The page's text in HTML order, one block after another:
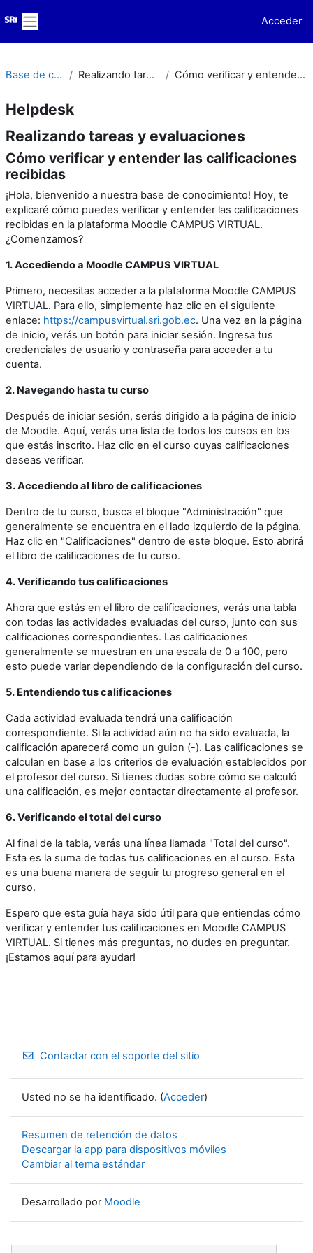
Panel lateral
Acceder
Base de conocimiento Realizando tareas y evaluaciones Cómo verificar y entender las calificaciones recibidas
Helpdesk
Realizando tareas y evaluaciones
Cómo verificar y entender las calificaciones
recibidas
¡Hola, bienvenido a nuestra base de conocimiento! Hoy, te
explicaré cómo puedes verificar y entender las calificaciones
recibidas en la plataforma Moodle CAMPUS VIRTUAL.
¿Comenzamos?
1. Accediendo a Moodle CAMPUS VIRTUAL
Primero, necesitas acceder a la plataforma Moodle CAMPUS
VIRTUAL. Para ello, simplemente haz clic en el siguiente
enlace: https://campusvirtual.sri.gob.ec. Una vez en la página
de inicio, verás un botón para iniciar sesión. Ingresa tus
credenciales de usuario y contraseña para acceder a tu
cuenta.
2. Navegando hasta tu curso
Después de iniciar sesión, serás dirigido a la página de inicio
de Moodle. Aquí, verás una lista de todos los cursos en los
que estás inscrito. Haz clic en el curso cuyas calificaciones
deseas verificar.
3. Accediendo al libro de calificaciones
Dentro de tu curso, busca el bloque "Administración" que
generalmente se encuentra en el lado izquierdo de la página.
Haz clic en "Calificaciones" dentro de este bloque. Esto abrirá
el libro de calificaciones de tu curso.
4. Verificando tus calificaciones
Ahora que estás en el libro de calificaciones, verás una tabla
con todas las actividades evaluadas del curso, junto con sus
calificaciones correspondientes. Las calificaciones
generalmente se muestran en una escala de 0 a 100, pero
esto puede variar dependiendo de la configuración del curso.
5. Entendiendo tus calificaciones
Cada actividad evaluada tendrá una calificación
correspondiente. Si la actividad aún no ha sido evaluada, la
calificación aparecerá como un guion (-). Las calificaciones se
calculan en base a los criterios de evaluación establecidos por
el profesor del curso. Si tienes dudas sobre cómo se calculó
una calificación, es mejor contactar directamente al profesor.
6. Verificando el total del curso
Al final de la tabla, verás una línea llamada "Total del curso".
Esta es la suma de todas tus calificaciones en el curso. Esta
es una buena manera de seguir tu progreso general en el
curso.
Espero que esta guía haya sido útil para que entiendas cómo
verificar y entender tus calificaciones en Moodle CAMPUS
VIRTUAL. Si tienes más preguntas, no dudes en preguntar.
¡Estamos aquí para ayudar!
Contactar con el soporte del sitio
Usted no se ha identificado. (Acceder)
Resumen de retención de datos
Descargar la app para dispositivos móviles
Cambiar al tema estándar
Desarrollado por Moodle